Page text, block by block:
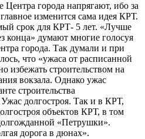
города напрягают, ибо за
изменится сама идея КРТ.
срок для КРТ- 5 лет. «Лучше
конца» думают многие голосуя
города. Так думали и при
что «ужаса от расписанной
избежать строительством на
вокзала. Однако ужас
строительства
долгостроя. Так и в КРТ,
объектов КРТ, в том
«Петрушки».
дорога в дюнах».